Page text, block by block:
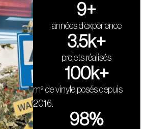
années d’expérience
9+
projets réalisés
3.5k+
m² de vinyle posés depuis
2016.
100k+
98%